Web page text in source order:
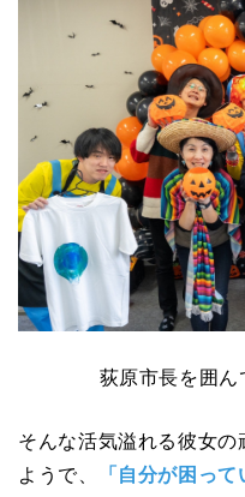
荻原市長を囲ん
そんな活気溢れる彼女
ようで、
「自分が困っ